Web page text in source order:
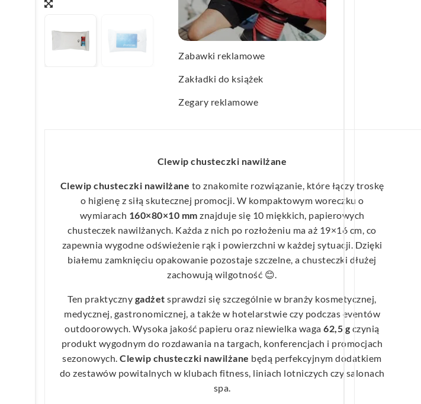
Wachlarze reklamowe
Wagi kuchenne
Zabawki reklamowe
Zakładki do książek
Zegary reklamowe
Clewip chusteczki nawilżane
Clewip chusteczki nawilżane to znakomite rozwiązanie, które łączy troskę
o higienę z siłą skutecznej promocji. W kompaktowym woreczku o
wymiarach 160×80×10 mm znajduje się 10 miękkich, papierowych
chusteczek nawilżanych. Każda z nich po rozłożeniu ma aż 19×16 cm, co
zapewnia wygodne odświeżenie rąk i powierzchni w każdej sytuacji. Dzięki
białemu zamknięciu opakowanie pozostaje szczelne, a chusteczki dłużej
zachowują wilgotność 😊.
Ten praktyczny gadżet sprawdzi się szczególnie w branży kosmetycznej,
medycznej, gastronomicznej, a także w hotelarstwie czy podczas eventów
outdoorowych. Wysoka jakość papieru oraz niewielka waga62,5 g czynią
produkt wygodnym do rozdawania na targach, konferencjach i promocjach
sezonowych.Clewip chusteczki nawilżane będą perfekcyjnym dodatkiem
do zestawów powitalnych w klubach fitness, liniach lotniczych czy salonach
spa.